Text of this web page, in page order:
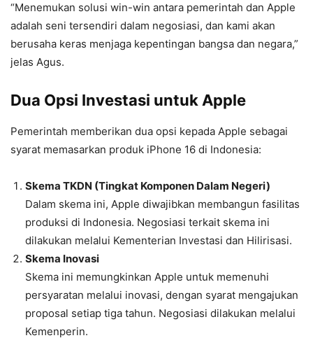
“Menemukan solusi win-win antara pemerintah dan Apple
adalah seni tersendiri dalam negosiasi, dan kami akan
berusaha keras menjaga kepentingan bangsa dan negara,”
jelas Agus.
Dua Opsi Investasi untuk Apple
Pemerintah memberikan dua opsi kepada Apple sebagai
syarat memasarkan produk iPhone 16 di Indonesia:
Skema TKDN (Tingkat Komponen Dalam Negeri)
Dalam skema ini, Apple diwajibkan membangun fasilitas
produksi di Indonesia. Negosiasi terkait skema ini
dilakukan melalui Kementerian Investasi dan Hilirisasi.
Skema Inovasi
Skema ini memungkinkan Apple untuk memenuhi
persyaratan melalui inovasi, dengan syarat mengajukan
proposal setiap tiga tahun. Negosiasi dilakukan melalui
Kemenperin.